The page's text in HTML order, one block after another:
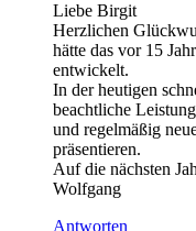
Liebe Birgit
Herzlichen
hätte das vor 15
entwickelt.
In der heutigen
beachtliche
und regelmäßig
präsentieren.
Auf die nächsten
Wolfgang
Antworten